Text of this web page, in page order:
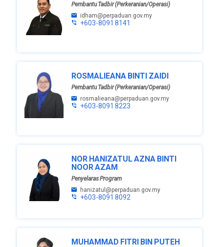
Pembantu Tadbir (Perkeranian/Operasi)
idham@perpaduan.gov.my
+603-8091 8141
ROSMALIEANA BINTI ZAIDI
Pembantu Tadbir (Perkeranian/Operasi)
rosmalieana@perpaduan.gov.my
+603-8091 8223
NOR HANIZATUL AZNA BINTI
NOOR AZAM
Penyelaras Program
hanizatul@perpaduan.gov.my
+603-8091 8092
MUHAMMAD FITRI BIN PUTEH